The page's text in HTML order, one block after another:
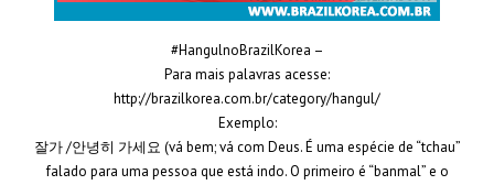
#HangulnoBrazilKorea –
Para mais palavras acesse:
http://brazilkorea.com.br/category/hangul/
Exemplo:
잘가 /안녕히 가세요 (vá bem; vá com Deus. É uma espécie de “tchau”
falado para uma pessoa que está indo. O primeiro é “banmal” e o